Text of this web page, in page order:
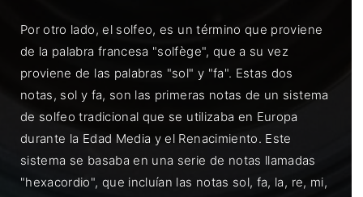
Por otro lado, el solfeo, es un término que proviene
de la palabra francesa "solfège", que a su vez
proviene de las palabras "sol" y "fa". Estas dos
notas, sol y fa, son las primeras notas de un sistema
de solfeo tradicional que se utilizaba en Europa
durante la Edad Media y el Renacimiento. Este
sistema se basaba en una serie de notas llamadas
"hexacordio", que incluían las notas sol, fa, la, re, mi,